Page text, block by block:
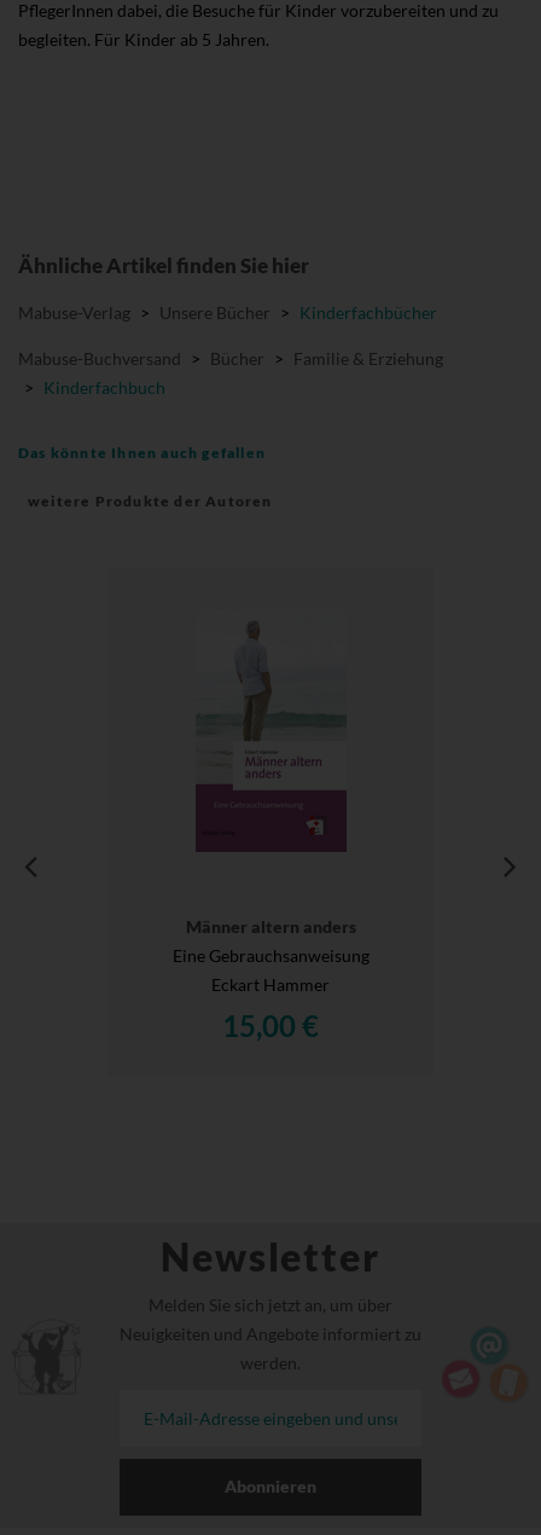
PflegerInnen dabei, die Besuche für Kinder vorzubereiten und zu
begleiten. Für Kinder ab 5 Jahren.
Ähnliche Artikel finden Sie hier
Mabuse-Verlag > Unsere Bücher > Kinderfachbücher
Mabuse-Buchversand > Bücher > Familie & Erziehung
> Kinderfachbuch
Das könnte Ihnen auch gefallen
weitere Produkte der Autoren
Männer altern anders
Eine Gebrauchsanweisung
Eckart Hammer
15,00 €
Newsletter
Melden Sie sich jetzt an, um über
Neuigkeiten und Angebote informiert zu
werden.
Abonnieren